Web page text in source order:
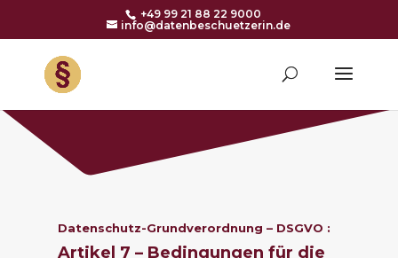
+49 99 21 88 22 9000
info@datenbeschuetzerin.de
Datenschutz-Grundverordnung – DSGVO :
Artikel 7 – Bedingungen für die